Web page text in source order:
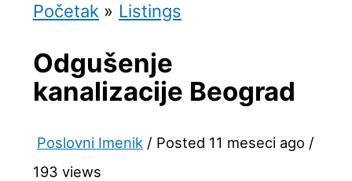
Početak Listings
Odgušenje
kanalizacije Beograd
Poslovni Imenik / Posted 11 meseci ago /
193 views